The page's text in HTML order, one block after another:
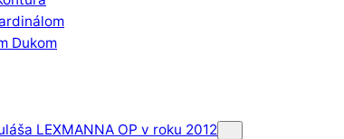
Dukom
LEXMANNA OP v roku 2012